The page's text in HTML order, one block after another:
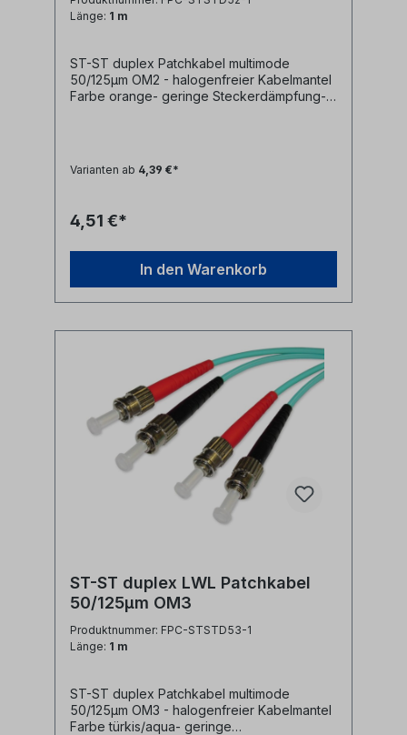
Länge: 1 m
ST-ST duplex Patchkabel multimode
50/125µm OM2 - halogenfreier Kabelmantel
Farbe orange- geringe Steckerdämpfung-
Varianten ab 4,39 €*
4,51 €*
In den Warenkorb
ST-ST duplex LWL Patchkabel
50/125µm OM3
Produktnummer: FPC-STSTD53-1
Länge: 1 m
ST-ST duplex Patchkabel multimode
50/125µm OM3 - halogenfreier Kabelmantel
Farbe türkis/aqua- geringe